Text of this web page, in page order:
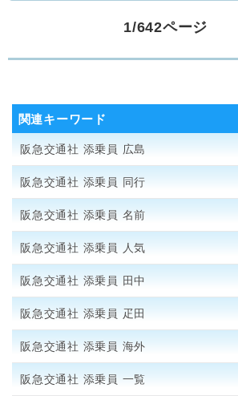
1/642ページ
関連キーワード
阪急交通社 添乗員 広島
阪急交通社 添乗員 同行
阪急交通社 添乗員 名前
阪急交通社 添乗員 人気
阪急交通社 添乗員 田中
阪急交通社 添乗員 疋田
阪急交通社 添乗員 海外
阪急交通社 添乗員 一覧